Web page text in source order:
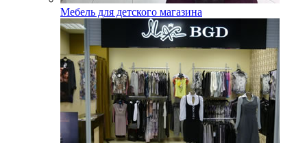
Мебель для детского магазина